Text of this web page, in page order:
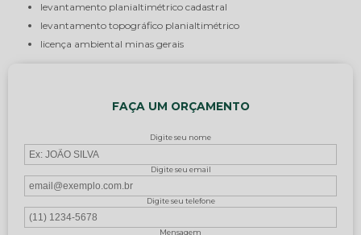
levantamento planialtimétrico cadastral
levantamento topográfico planialtimétrico
licença ambiental minas gerais
FAÇA UM ORÇAMENTO
Digite seu nome
Digite seu email
Digite seu telefone
Mensagem